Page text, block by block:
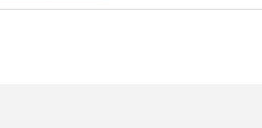
した。